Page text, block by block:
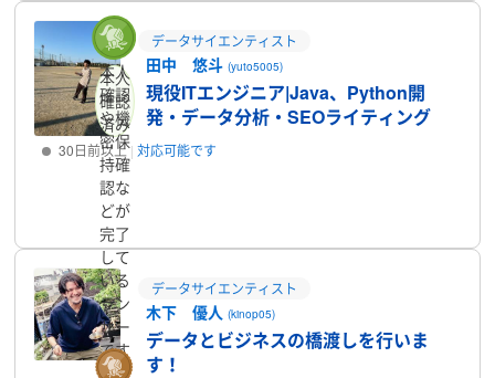
本人
確認
済み
データサイエンティスト
田中 悠斗(yuto5005)
現役ITエンジニア|Java、Python開
発・データ分析・SEOライティング
30日前以上 対応可能です
本人
確認
や機
密保
持確
認な
どが
完了
して
いる
ラン
サー
です
データサイエンティスト
木下 優人(kinop05)
データとビジネスの橋渡しを行いま
す！